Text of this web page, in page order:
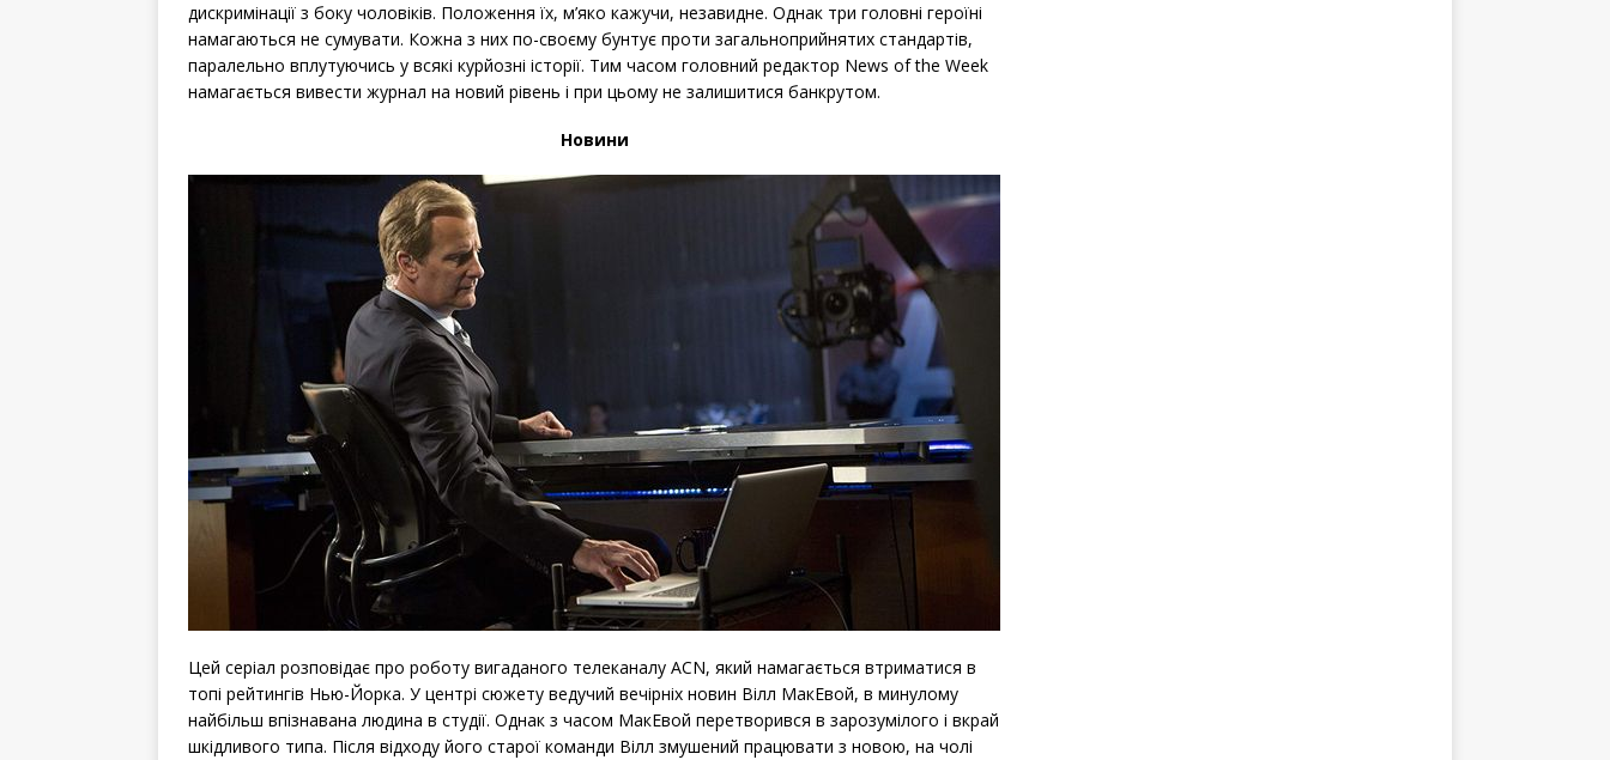
дискримінації з боку чоловіків. Положення їх, м’яко кажучи, незавидне. Однак три головні героїні
намагаються не сумувати. Кожна з них по-своєму бунтує проти загальноприйнятих стандартів,
паралельно вплутуючись у всякі курйозні історії. Тим часом головний редактор News of the Week
намагається вивести журнал на новий рівень і при цьому не залишитися банкрутом.
Новини
Цей серіал розповідає про роботу вигаданого телеканалу ACN, який намагається втриматися в
топі рейтингів Нью-Йорка. У центрі сюжету ведучий вечірніх новин Вілл МакЕвой, в минулому
найбільш впізнавана людина в студії. Однак з часом МакЕвой перетворився в зарозумілого і вкрай
шкідливого типа. Після відходу його старої команди Вілл змушений працювати з новою, на чолі